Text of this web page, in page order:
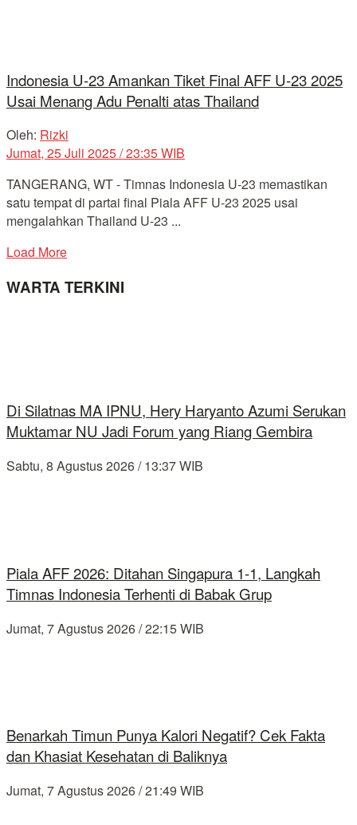
Indonesia U-23 Amankan Tiket Final AFF U-23 2025
Usai Menang Adu Penalti atas Thailand
Oleh: Rizki
Jumat, 25 Juli 2025 / 23:35 WIB
TANGERANG, WT - Timnas Indonesia U-23 memastikan
satu tempat di partai final Piala AFF U-23 2025 usai
mengalahkan Thailand U-23 ...
Load More
WARTA TERKINI
Di Silatnas MA IPNU, Hery Haryanto Azumi Serukan
Muktamar NU Jadi Forum yang Riang Gembira
Sabtu, 8 Agustus 2026 / 13:37 WIB
Piala AFF 2026: Ditahan Singapura 1-1, Langkah
Timnas Indonesia Terhenti di Babak Grup
Jumat, 7 Agustus 2026 / 22:15 WIB
Benarkah Timun Punya Kalori Negatif? Cek Fakta
dan Khasiat Kesehatan di Baliknya
Jumat, 7 Agustus 2026 / 21:49 WIB